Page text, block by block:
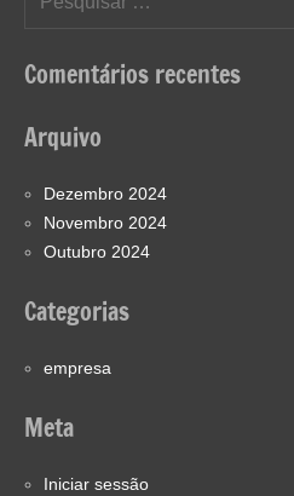
Comentários recentes
Arquivo
Dezembro 2024
Novembro 2024
Outubro 2024
Categorias
empresa
Meta
Iniciar sessão